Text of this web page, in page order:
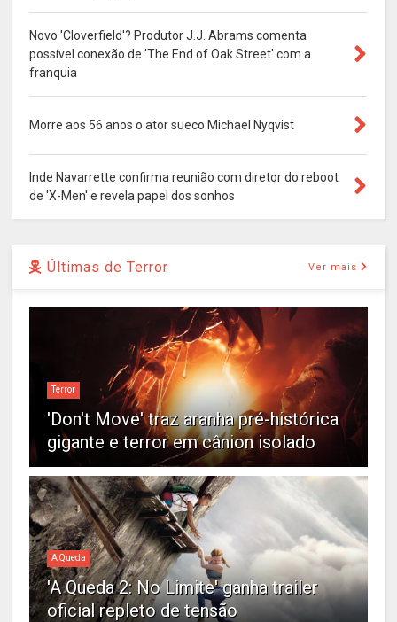
Novo 'Cloverfield'? Produtor J.J. Abrams comenta
possível conexão de 'The End of Oak Street' com a
franquia
Morre aos 56 anos o ator sueco Michael Nyqvist
Inde Navarrette confirma reunião com diretor do reboot
de 'X-Men' e revela papel dos sonhos
Últimas de Terror Ver mais
Terror
'Don't Move' traz aranha pré-histórica
gigante e terror em cânion isolado
A Queda
'A Queda 2: No Limite' ganha trailer
oficial repleto de tensão